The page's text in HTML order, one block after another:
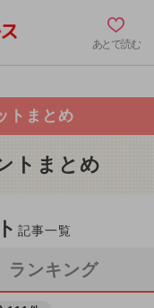
あとで読む
トまとめ
トまとめ
記事一覧
ランキング